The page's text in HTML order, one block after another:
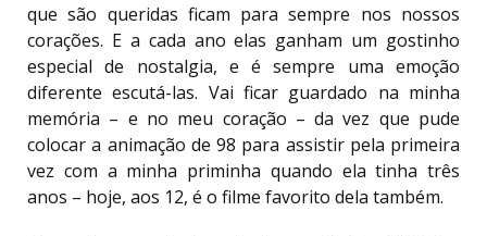
que são queridas ficam para sempre nos nossos
corações. E a cada ano elas ganham um gostinho
especial de nostalgia, e é sempre uma emoção
diferente escutá-las. Vai ficar guardado na minha
memória – e no meu coração – da vez que pude
colocar a animação de 98 para assistir pela primeira
vez com a minha priminha quando ela tinha três
anos – hoje, aos 12, é o filme favorito dela também.